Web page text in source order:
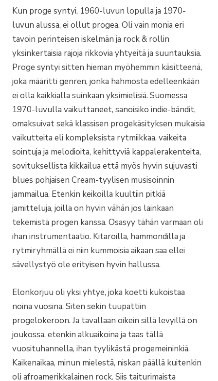
Kun proge syntyi, 1960-luvun lopulla ja 1970-
luvun alussa, ei ollut progea. Oli vain monia eri
tavoin perinteisen iskelmän ja rock & rollin
yksinkertaisia rajoja rikkovia yhtyeitä ja suuntauksia.
Proge syntyi sitten hieman myöhemmin käsitteenä,
joka määritti genren, jonka hahmosta edelleenkään
ei olla kaikkialla suinkaan yksimielisiä. Suomessa
1970-luvulla vaikuttaneet, sanoisiko indie-bändit,
omaksuivat sekä klassisen progekäsityksen mukaisia
vaikutteita eli kompleksista rytmiikkaa, vaikeita
sointuja ja melodioita, kehittyviä kappalerakenteita,
sovituksellista kikkailua että myös hyvin sujuvasti
blues pohjaisen Cream-tyylisen musisoinnin
jammailua. Etenkin keikoilla kuultiin pitkiä
jamitteluja, joilla on hyvin vähän jos lainkaan
tekemistä progen kanssa. Osasyy tähän varmaan oli
ihan instrumentaatio. Kitaroilla, hammondilla ja
rytmiryhmällä ei niin kummoisia aikaan saa ellei
sävellystyö ole erityisen hyvin hallussa.
Elonkorjuu oli yksi yhtye, joka koetti kukoistaa
noina vuosina. Siten sekin tuupattiin
progelokeroon. Ja tavallaan oikein sillä levyillä on
joukossa, etenkin alkuaikoina ja taas tällä
vuosituhannella, ihan tyylikästä progemeininkiä.
Kaikenaikaa, minun mielestä, niskan päällä kuitenkin
oli afroamerikkalainen rock. Siis taiturimaista